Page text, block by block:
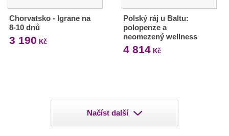
Chorvatsko - Igrane na
8-10 dnů
3 190 Kč
Polský ráj u Baltu:
polopenze a
neomezený wellness
4 814Kč
Načíst další